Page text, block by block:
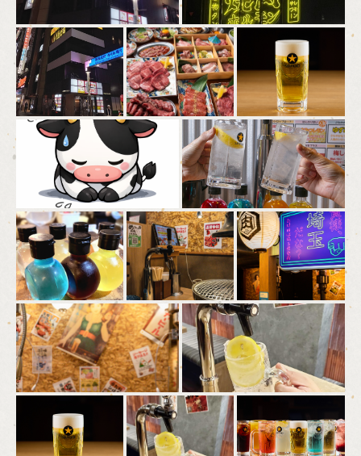
この店舗情報をシェアする
照片 | 焼肉ホルモンたけ田 新宿店
東京都新宿区歌舞伎町１-16-1 今宮ビル4F
https://sinjyuku-horumon-takeda.owst.jp/gallery
お店情報をコピー
閉じる